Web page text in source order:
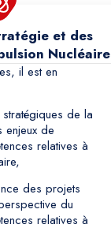
et des
Nucléaire
il est en
de la
enjeux de
relatives à
des projets
du
relatives à